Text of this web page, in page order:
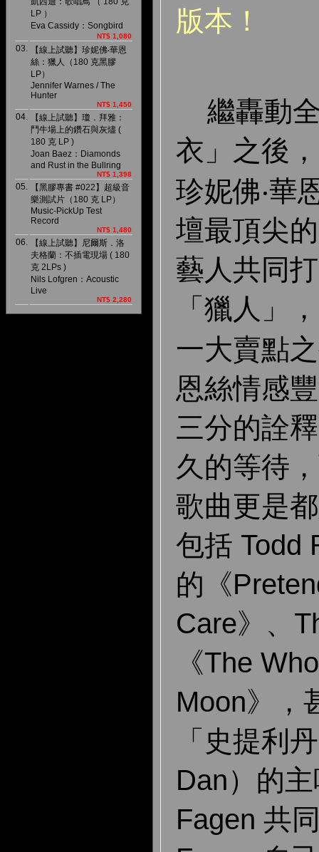
LP ）
Eva Cassidy：Songbird
NT$ 1,080
03.
【線上試聽】珍妮佛‧華恩
絲：獵人（180 克黑膠
LP）
Jennifer Warnes / The
Hunter
NT$ 1,450
04.
【線上試聽】瓊．拜雅：
鬥牛場上的鑽石與灰燼 (
180 克 LP )
Joan Baez：Diamonds
and Rust in the Bullring
NT$ 1,398
05.
【黑膠專書 #022】超級音
樂測試片（180 克 LP）
Music-PickUp Test
Record
NT$ 1,480
06.
【線上試聽】尼爾斯．洛
夫格蘭：不插電現場 ( 180
克 2LPs )
Nils Lofgren：Acoustic
Live
NT$ 2,280
版本！
繼轟動
衣」之後
珍妮佛‧華
壇最頂尖
藝人共同
「獵人」
一大賣點
恩絲情感
三分的詮
久的等待
歌曲更是
包括 Todd
的《
Care》、
《The
Moon》，
「史提利
Dan）的
Fagen 共